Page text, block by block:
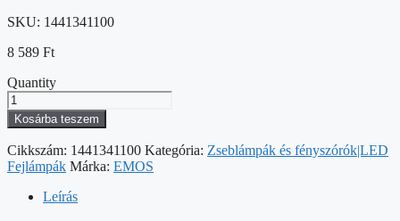
SKU: 1441341100
8 589 Ft
Quantity
EMOS
CREE
LED
Fejlámpa
330lm
mennyiség
Kosárba teszem
Cikkszám: 1441341100 Kategória: Zseblámpák és fényszórók|LED
Fejlámpák Márka: EMOS
Leírás